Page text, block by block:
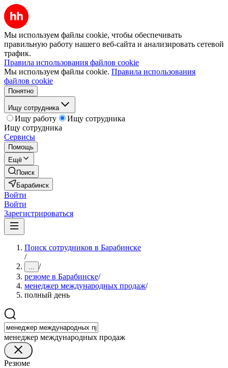
Мы используем файлы cookie, чтобы обеспечивать
правильную работу нашего веб-сайта и анализировать сетевой
трафик.
Правила использования файлов cookie
Мы используем файлы cookie. Правила использования
файлов cookie
Понятно
Ищу сотрудника
Ищу работу
Ищу сотрудника
Ищу сотрудника
Сервисы
Помощь
Ещё
Поиск
Барабинск
Войти
Войти
Зарегистрироваться
Поиск сотрудников в Барабинске
/
... /
резюме в Барабинске/
менеджер международных продаж/
полный день
менеджер международных продаж
Резюме